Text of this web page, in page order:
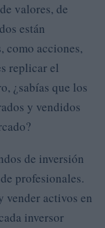
valores, de
están
como acciones,
replicar el
¿sabías que los
y vendidos
de inversión
profesionales.
vender activos en
inversor